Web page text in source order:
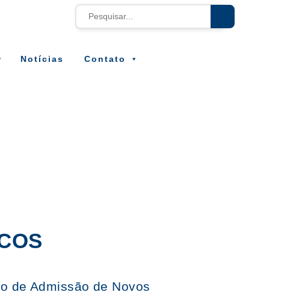
Notícias Contato
de Admissão de Novos